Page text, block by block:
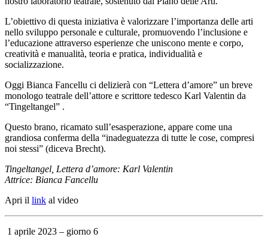
L’obiettivo di questa iniziativa è valorizzare l’importanza delle arti
nello sviluppo personale e culturale, promuovendo l’inclusione e
l’educazione attraverso esperienze che uniscono mente e corpo,
creatività e manualità, teoria e pratica, individualità e
socializzazione.
Oggi Bianca Fancellu ci delizierà con “Lettera d’amore” un breve
monologo teatrale dell’attore e scrittore tedesco Karl Valentin da
“Tingeltangel” .
Questo brano, ricamato sull’esasperazione, appare come una
grandiosa conferma della “inadeguatezza di tutte le cose, compresi
noi stessi” (diceva Brecht).
Tingeltangel, Lettera d’amore: Karl Valentin
Attrice: Bianca Fancellu
Apri il link al video
1 aprile 2023 – giorno 6